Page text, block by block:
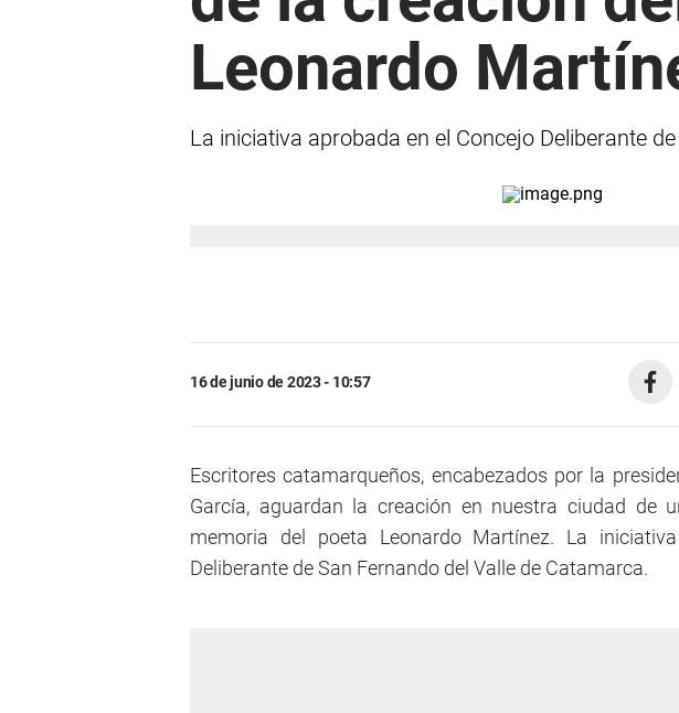
Leonardo
La iniciativa aprobada en el Concejo Deliberante
16 de junio de 2023 - 10:57
Escritores catamarqueños, encabezados por la
García, aguardan la creación en nuestra ciudad de
memoria del poeta Leonardo Martínez. La
Deliberante de San Fernando del Valle de Catamarca.